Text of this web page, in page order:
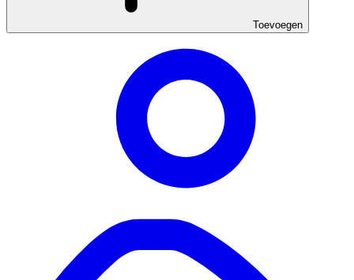
Toevoegen